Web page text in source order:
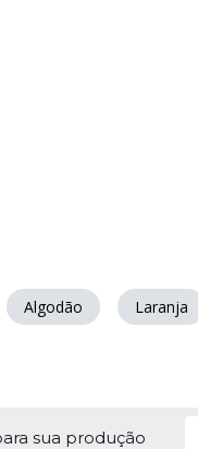
Algodão Laranja
sua produção